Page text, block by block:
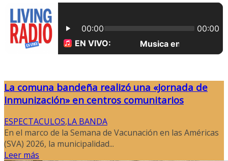
La comuna bandeña realizó una «Jornada de
Inmunización» en centros comunitarios
ESPECTACULOS,LA BANDA
En el marco de la Semana de Vacunación en las Américas
(SVA) 2026, la municipalidad...
Leer más